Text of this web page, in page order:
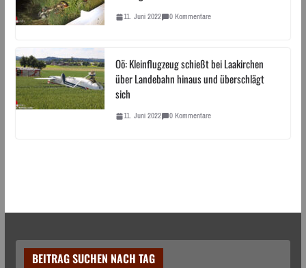
11. Juni 2022 0 Kommentare
Oö: Kleinflugzeug schießt bei Laakirchen
über Landebahn hinaus und überschlägt
sich
11. Juni 2022 0 Kommentare
BEITRAG SUCHEN NACH TAG